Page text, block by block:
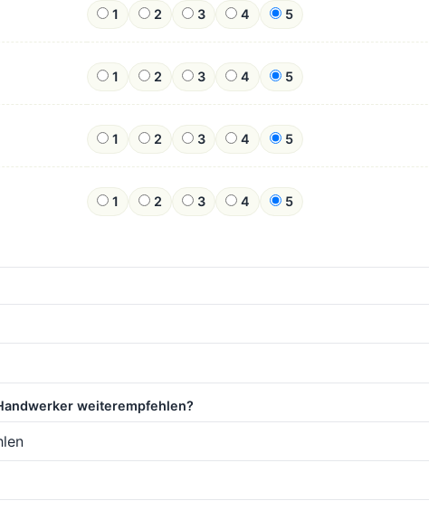
1 2 3 4 5
1 2 3 4 5
1 2 3 4 5
1 2 3 4 5
weiterempfehlen?